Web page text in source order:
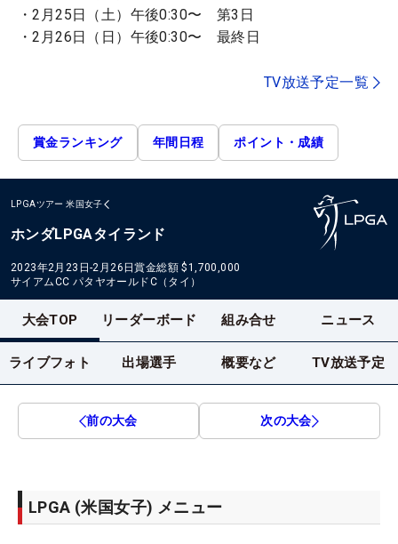
・2月25日（土）午後0:30〜 第3日
・2月26日（日）午後0:30〜 最終日
TV放送予定一覧
賞金ランキング 年間日程 ポイント・成績
LPGAツアー 米国女子
ホンダLPGAタイランド
2023年2月23日-2月26日賞金総額 $1,700,000
サイアムCC パタヤオールドC（タイ）
大会TOP リーダーボード 組み合せ ニュース
ライブフォト 出場選手 概要など TV放送予定
前の大会 次の大会
LPGA (米国女子) メニュー